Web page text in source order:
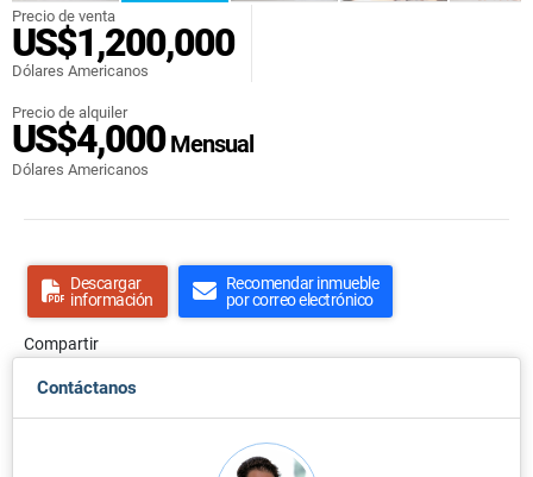
Precio de venta
US$1,200,000
Dólares Americanos
Precio de alquiler
US$4,000Mensual
Dólares Americanos
Descargar
información
Recomendar inmueble
por correo electrónico
Compartir
Contáctanos